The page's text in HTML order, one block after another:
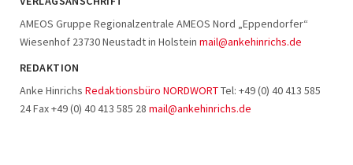
AMEOS Gruppe Regionalzentrale AMEOS Nord „Eppendorfer“
Wiesenhof 23730 Neustadt in Holstein mail@ankehinrichs.de
REDAKTION
Anke Hinrichs Redaktionsbüro NORDWORTTel: +49 (0) 40 413 585
24 Fax +49 (0) 40 413 585 28 mail@ankehinrichs.de